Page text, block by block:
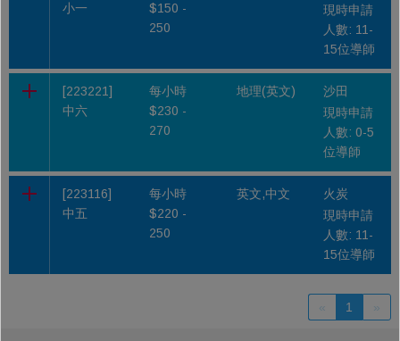
小一
$150 -
250
現時申請
人數: 11-
15位導師
[223221]
中六
每小時
$230 -
270
地理(英文)
沙田
現時申請
人數: 0-5
位導師
[223116]
中五
每小時
$220 -
250
英文,中文
火炭
現時申請
人數: 11-
15位導師
« 1 »